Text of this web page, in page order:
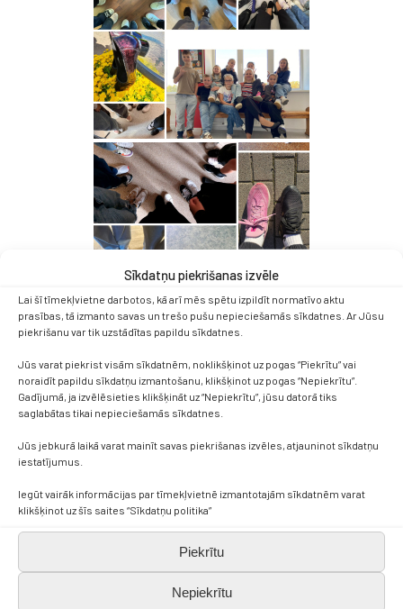
Sīkdatņu piekrišanas izvēle
Lai šī tīmekļvietne darbotos, kā arī mēs spētu izpildīt normatīvo aktu
prasības, tā izmanto savas un trešo pušu nepieciešamās sīkdatnes. Ar Jūsu
piekrišanu var tik uzstādītas papildu sīkdatnes.
Jūs varat piekrist visām sīkdatnēm, noklikšķinot uz pogas “Piekrītu” vai
noraidīt papildu sīkdatņu izmantošanu, klikšķinot uz pogas “Nepiekrītu”.
Gadījumā, ja izvēlēsieties klikšķināt uz “Nepiekrītu”, jūsu datorā tiks
saglabātas tikai nepieciešamās sīkdatnes.
Jūs jebkurā laikā varat mainīt savas piekrišanas izvēles, atjauninot sīkdatņu
iestatījumus.
Iegūt vairāk informācijas par tīmekļvietnē izmantotajām sīkdatnēm varat
klikšķinot uz šīs saites “Sīkdatņu politika”
Piekrītu
Nepiekrītu